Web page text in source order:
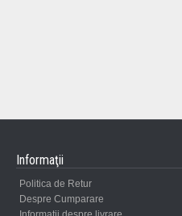
Informaţii
Politica de Retur
Despre Cumparare